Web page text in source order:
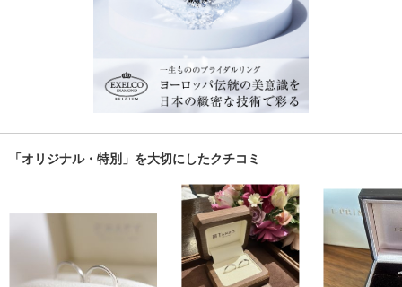
「オリジナル・特別」を大切にしたクチコミ